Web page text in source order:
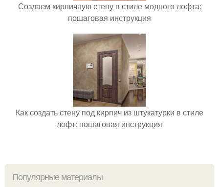
Создаем кирпичную стену в стиле модного лофта:
пошаговая инструкция
Как создать стену под кирпич из штукатурки в стиле
лофт: пошаговая инструкция
Популярные материалы